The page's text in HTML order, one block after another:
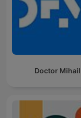
Doctor Mihail